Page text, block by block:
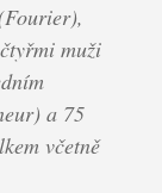
muži
a 75
včetně